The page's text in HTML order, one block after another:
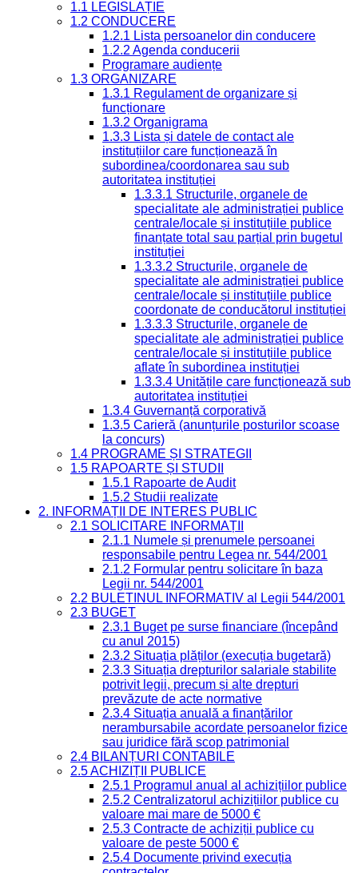
1.1 LEGISLAȚIE
1.2 CONDUCERE
1.2.1 Lista persoanelor din conducere
1.2.2 Agenda conducerii
Programare audiențe
1.3 ORGANIZARE
1.3.1 Regulament de organizare și
funcționare
1.3.2 Organigrama
1.3.3 Lista și datele de contact ale
instituțiilor care funcționează în
subordinea/coordonarea sau sub
autoritatea instituției
1.3.3.1 Structurile, organele de
specialitate ale administrației publice
centrale/locale și instituțiile publice
finanțate total sau parțial prin bugetul
instituției
1.3.3.2 Structurile, organele de
specialitate ale administrației publice
centrale/locale și instituțiile publice
coordonate de conducătorul instituției
1.3.3.3 Structurile, organele de
specialitate ale administrației publice
centrale/locale și instituțiile publice
aflate în subordinea instituției
1.3.3.4 Unitățile care funcționează sub
autoritatea instituției
1.3.4 Guvernanță corporativă
1.3.5 Carieră (anunțurile posturilor scoase
la concurs)
1.4 PROGRAME ȘI STRATEGII
1.5 RAPOARTE ȘI STUDII
1.5.1 Rapoarte de Audit
1.5.2 Studii realizate
2. INFORMAȚII DE INTERES PUBLIC
2.1 SOLICITARE INFORMAȚII
2.1.1 Numele și prenumele persoanei
responsabile pentru Legea nr. 544/2001
2.1.2 Formular pentru solicitare în baza
Legii nr. 544/2001
2.2 BULETINUL INFORMATIV al Legii 544/2001
2.3 BUGET
2.3.1 Buget pe surse financiare (începând
cu anul 2015)
2.3.2 Situația plăților (execuția bugetară)
2.3.3 Situația drepturilor salariale stabilite
potrivit legii, precum și alte drepturi
prevăzute de acte normative
2.3.4 Situația anuală a finanțărilor
nerambursabile acordate persoanelor fizice
sau juridice fără scop patrimonial
2.4 BILANȚURI CONTABILE
2.5 ACHIZIȚII PUBLICE
2.5.1 Programul anual al achizițiilor publice
2.5.2 Centralizatorul achizițiilor publice cu
valoare mai mare de 5000 €
2.5.3 Contracte de achiziții publice cu
valoare de peste 5000 €
2.5.4 Documente privind execuția